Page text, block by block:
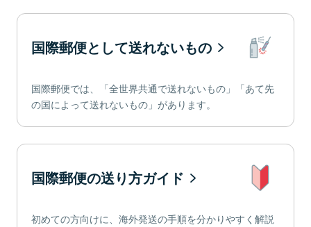
国際郵便として送れないもの
国際郵便では、「全世界共通で送れないもの」「あて先
の国によって送れないもの」があります。
国際郵便の送り方ガイド
初めての方向けに、海外発送の手順を分かりやすく解説